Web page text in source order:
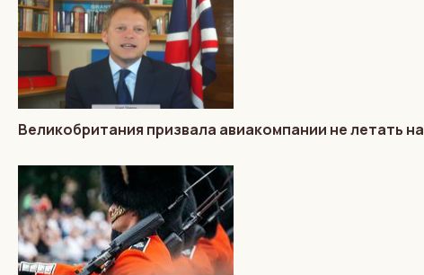
Великобритания призвала авиакомпании не летать